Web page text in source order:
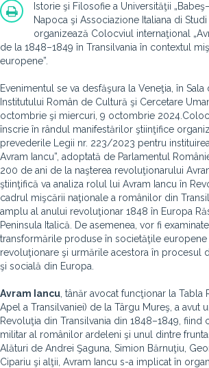
Istorie şi Filosofie a Universităţii
Napoca şi Associazione Italiana di
organizează Colocviul internaţional
de la 1848–1849 în Transilvania în contextul
europene”.
Evenimentul se va desfăşura la Veneţia, în
Institutului Român de Cultură şi Cercetare
octombrie şi miercuri, 9 octombrie
înscrie în rândul manifestărilor ştiinţifice
prevederile Legii nr. 223/2023 pentru
Avram Iancu”, adoptată de Parlamentul
200 de ani de la naşterea revoluţionarului
ştiinţifică va analiza rolul lui Avram Iancu în
cadrul mişcării naţionale a românilor din
amplu al anului revoluţionar 1848 în Europa
Peninsula Italică. De asemenea, vor fi
transformările produse în societăţile
revoluţionare şi urmările acestora în procesul
şi socială din Europa.
Avram Iancu , tânăr avocat funcţionar la Tabla
Apel a Transilvaniei) de la Târgu Mureş, a avut
Revoluţia din Transilvania din 1848–1849,
militar al românilor ardeleni şi unul dintre
Alături de Andrei Şaguna, Simion Bărnuţiu,
Cipariu şi alţii, Avram Iancu s-a implicat în